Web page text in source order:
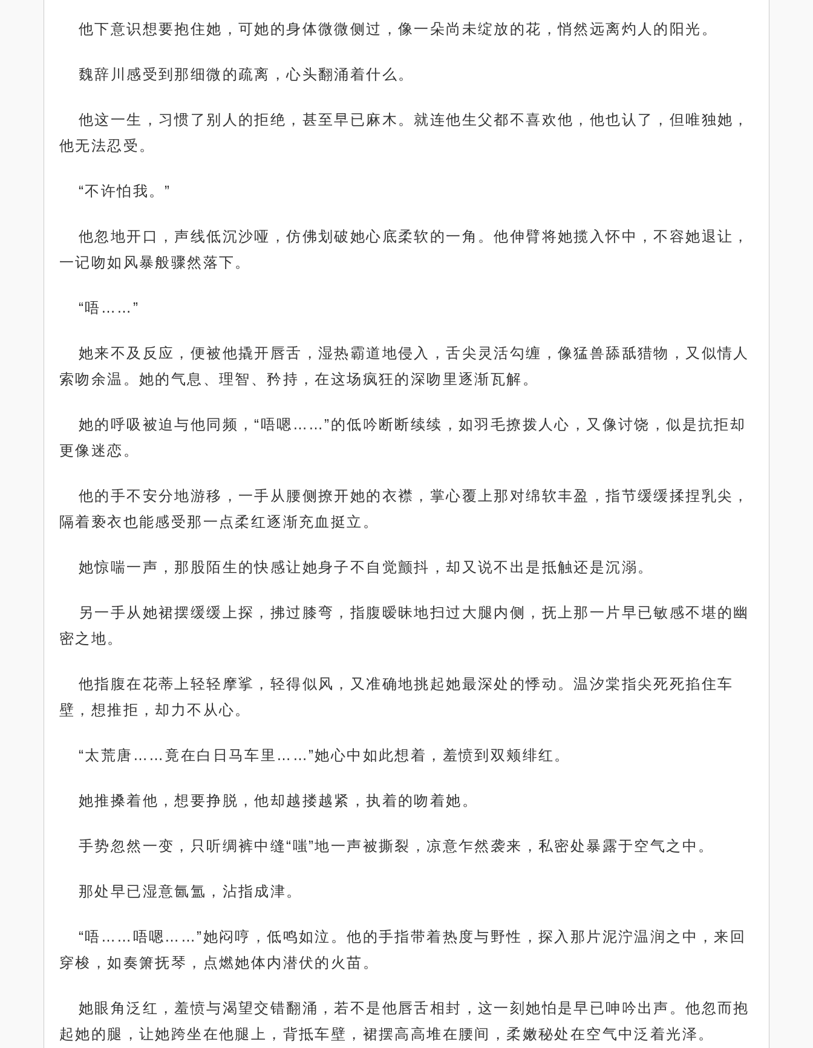
他下意识想要抱住她，可她的身体微微侧过，像一朵尚未绽放的花，悄然远离灼人的阳光。
魏辞川感受到那细微的疏离，心头翻涌着什么。
他这一生，习惯了别人的拒绝，甚至早已麻木。就连他生父都不喜欢他，他也认了，但唯独她，
他无法忍受。
“不许怕我。”
他忽地开口，声线低沉沙哑，仿佛划破她心底柔软的一角。他伸臂将她揽入怀中，不容她退让，
一记吻如风暴般骤然落下。
“唔……”
她来不及反应，便被他撬开唇舌，湿热霸道地侵入，舌尖灵活勾缠，像猛兽舔舐猎物，又似情人
索吻余温。她的气息、理智、矜持，在这场疯狂的深吻里逐渐瓦解。
她的呼吸被迫与他同频，“唔嗯……”的低吟断断续续，如羽毛撩拨人心，又像讨饶，似是抗拒却
更像迷恋。
他的手不安分地游移，一手从腰侧撩开她的衣襟，掌心覆上那对绵软丰盈，指节缓缓揉捏乳尖，
隔着亵衣也能感受那一点柔红逐渐充血挺立。
她惊喘一声，那股陌生的快感让她身子不自觉颤抖，却又说不出是抵触还是沉溺。
另一手从她裙摆缓缓上探，拂过膝弯，指腹暧昧地扫过大腿内侧，抚上那一片早已敏感不堪的幽
密之地。
他指腹在花蒂上轻轻摩挲，轻得似风，又准确地挑起她最深处的悸动。温汐棠指尖死死掐住车
壁，想推拒，却力不从心。
“太荒唐……竟在白日马车里……”她心中如此想着，羞愤到双颊绯红。
她推搡着他，想要挣脱，他却越搂越紧，执着的吻着她。
手势忽然一变，只听绸裤中缝“嗤”地一声被撕裂，凉意乍然袭来，私密处暴露于空气之中。
那处早已湿意氤氲，沾指成津。
“唔……唔嗯……”她闷哼，低鸣如泣。他的手指带着热度与野性，探入那片泥泞温润之中，来回
穿梭，如奏箫抚琴，点燃她体内潜伏的火苗。
她眼角泛红，羞愤与渴望交错翻涌，若不是他唇舌相封，这一刻她怕是早已呻吟出声。他忽而抱
起她的腿，让她跨坐在他腿上，背抵车壁，裙摆高高堆在腰间，柔嫩秘处在空气中泛着光泽。